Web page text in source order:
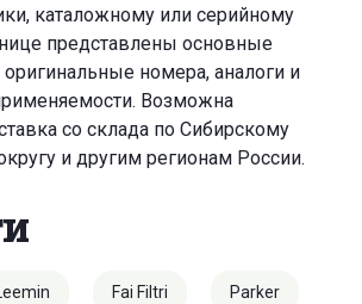
каталожному или серийному
представлены основные
оригинальные номера, аналоги и
Возможна
со склада по Сибирскому
и другим регионам России.
Fai Filtri Parker